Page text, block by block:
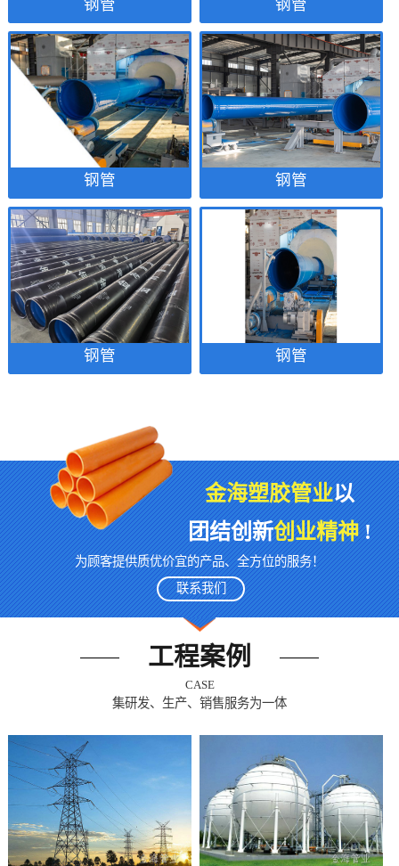
钢管 钢管
钢管 钢管
钢管 钢管
金海塑胶管业以
团结创新创业精神!
为顾客提供质优价宜的产品、全方位的服务！
联系我们
工程案例
CASE
集研发、生产、销售服务为一体